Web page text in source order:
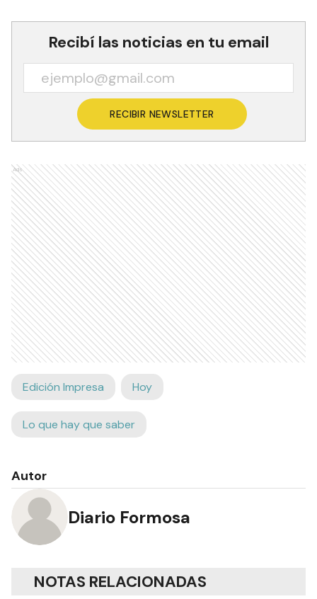
Recibí las noticias en tu email
RECIBIR NEWSLETTER
Ads
Edición Impresa Hoy
Lo que hay que saber
Autor
Diario Formosa
NOTAS RELACIONADAS